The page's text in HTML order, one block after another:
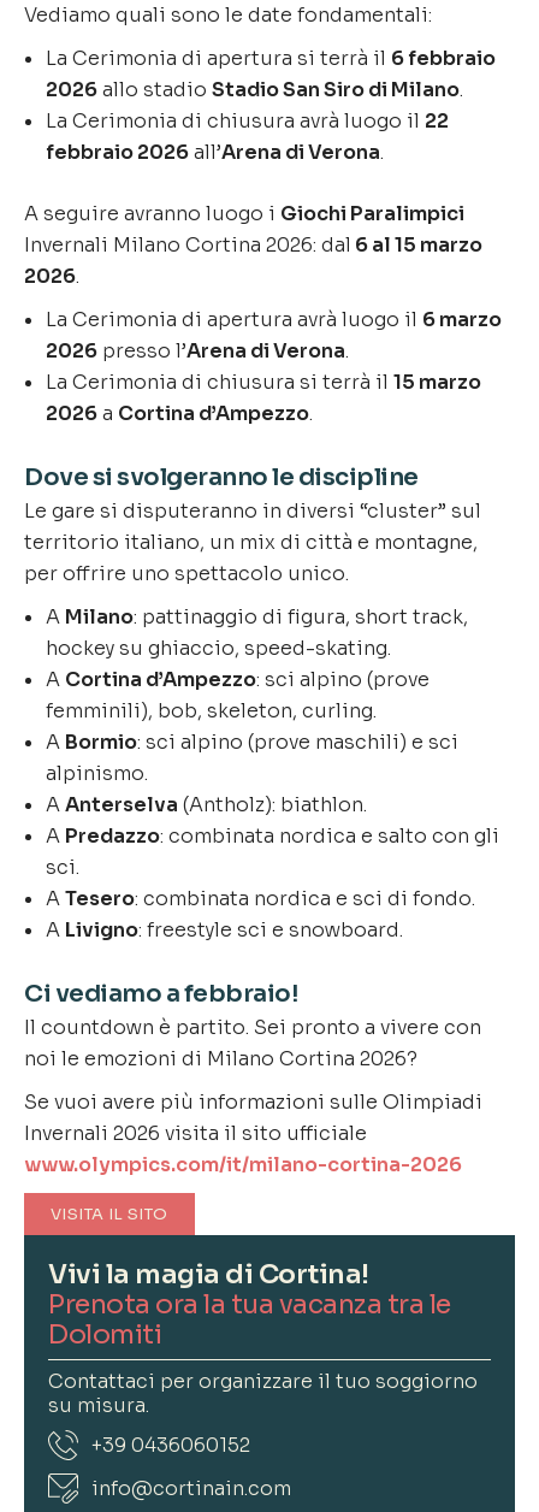
Vediamo quali sono le date fondamentali:
La Cerimonia di apertura si terrà il 6 febbraio
2026allo stadio Stadio San Siro di Milano.
La Cerimonia di chiusura avrà luogo il 22
febbraio 2026all’Arena di Verona.
A seguire avranno luogo i Giochi Paralimpici
Invernali Milano Cortina 2026: dal 6 al 15 marzo
2026.
La Cerimonia di apertura avrà luogo il 6 marzo
2026 presso l’Arena di Verona.
La Cerimonia di chiusura si terrà il 15 marzo
2026a Cortina d’Ampezzo.
Dove si svolgeranno le discipline
Le gare si disputeranno in diversi “cluster” sul
territorio italiano, un mix di città e montagne,
per offrire uno spettacolo unico.
A Milano: pattinaggio di figura, short track,
hockey su ghiaccio, speed-skating.
A Cortina d’Ampezzo: sci alpino (prove
femminili), bob, skeleton, curling.
A Bormio: sci alpino (prove maschili) e sci
alpinismo.
AAnterselva (Antholz): biathlon.
A Predazzo: combinata nordica e salto con gli
sci.
ATesero: combinata nordica e sci di fondo.
A Livigno: freestyle sci e snowboard.
Ci vediamo a febbraio!
Il countdown è partito. Sei pronto a vivere con
noi le emozioni di Milano Cortina 2026?
Se vuoi avere più informazioni sulle Olimpiadi
Invernali 2026 visita il sito ufficiale
www.olympics.com/it/milano-cortina-2026
VISITA IL SITO
Vivi la magia di Cortina!
Prenota ora la tua vacanza tra le
Dolomiti
Contattaci per organizzare il tuo soggiorno
su misura.
+39 0436060152
info@cortinain.com